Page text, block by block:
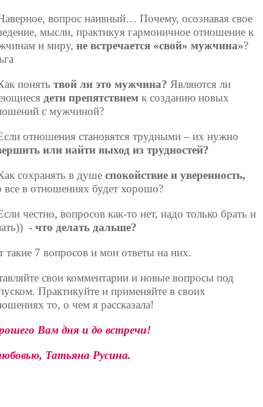
вопрос наивный… Почему, осознавая свое
мысли, практикуя гармоничное отношение к
и миру, не встречается «свой» мужчина»?
понять твой ли это мужчина? Являются ли
дети препятствием к созданию новых
с мужчиной?
отношения становятся трудными – их нужно
или найти выход из трудностей?
сохранять в душе спокойствие и уверенность,
все в отношениях будет хорошо?
честно, вопросов как-то нет, надо только брать и
- что делать дальше?
такие 7 вопросов и мои ответы на них.
свои комментарии и новые вопросы под
Практикуйте и применяйте в своих
то, о чем я рассказала!
Вам дня и до встречи!
Татьяна Русина.